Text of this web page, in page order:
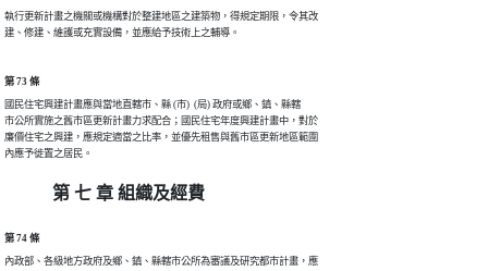
執行更新計畫之機關或機構對於整建地區之建築物，得規定期限，令其改
第 73 條
國民住宅興建計畫應與當地直轄市、縣 (市)  (局) 政府或鄉、鎮、縣轄
市公所實施之舊市區更新計畫力求配合；國民住宅年度興建計畫中，對於
廉價住宅之興建，應規定適當之比率，並優先租售與舊市區更新地區範圍
第 七 章 組織及經費
第 74 條
內政部、各級地方政府及鄉、鎮、縣轄市公所為審議及研究都市計畫，應